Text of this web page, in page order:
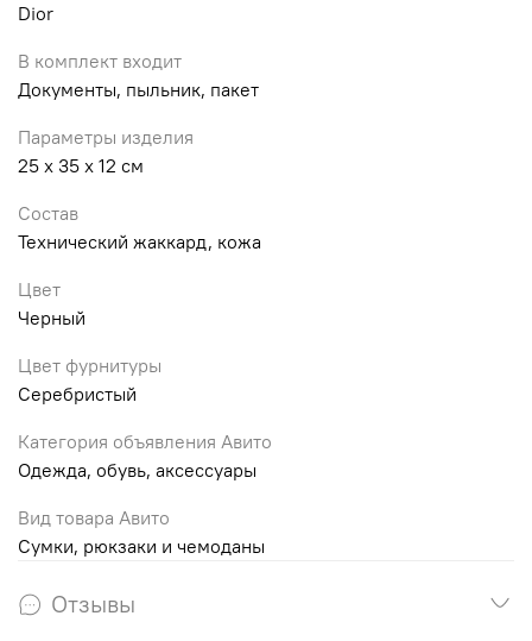
Dior
В комплект входит
Документы, пыльник, пакет
Параметры изделия
25 х 35 х 12 см
Состав
Технический жаккард, кожа
Цвет
Черный
Цвет фурнитуры
Серебристый
Категория объявления Авито
Одежда, обувь, аксессуары
Вид товара Авито
Сумки, рюкзаки и чемоданы
Отзывы